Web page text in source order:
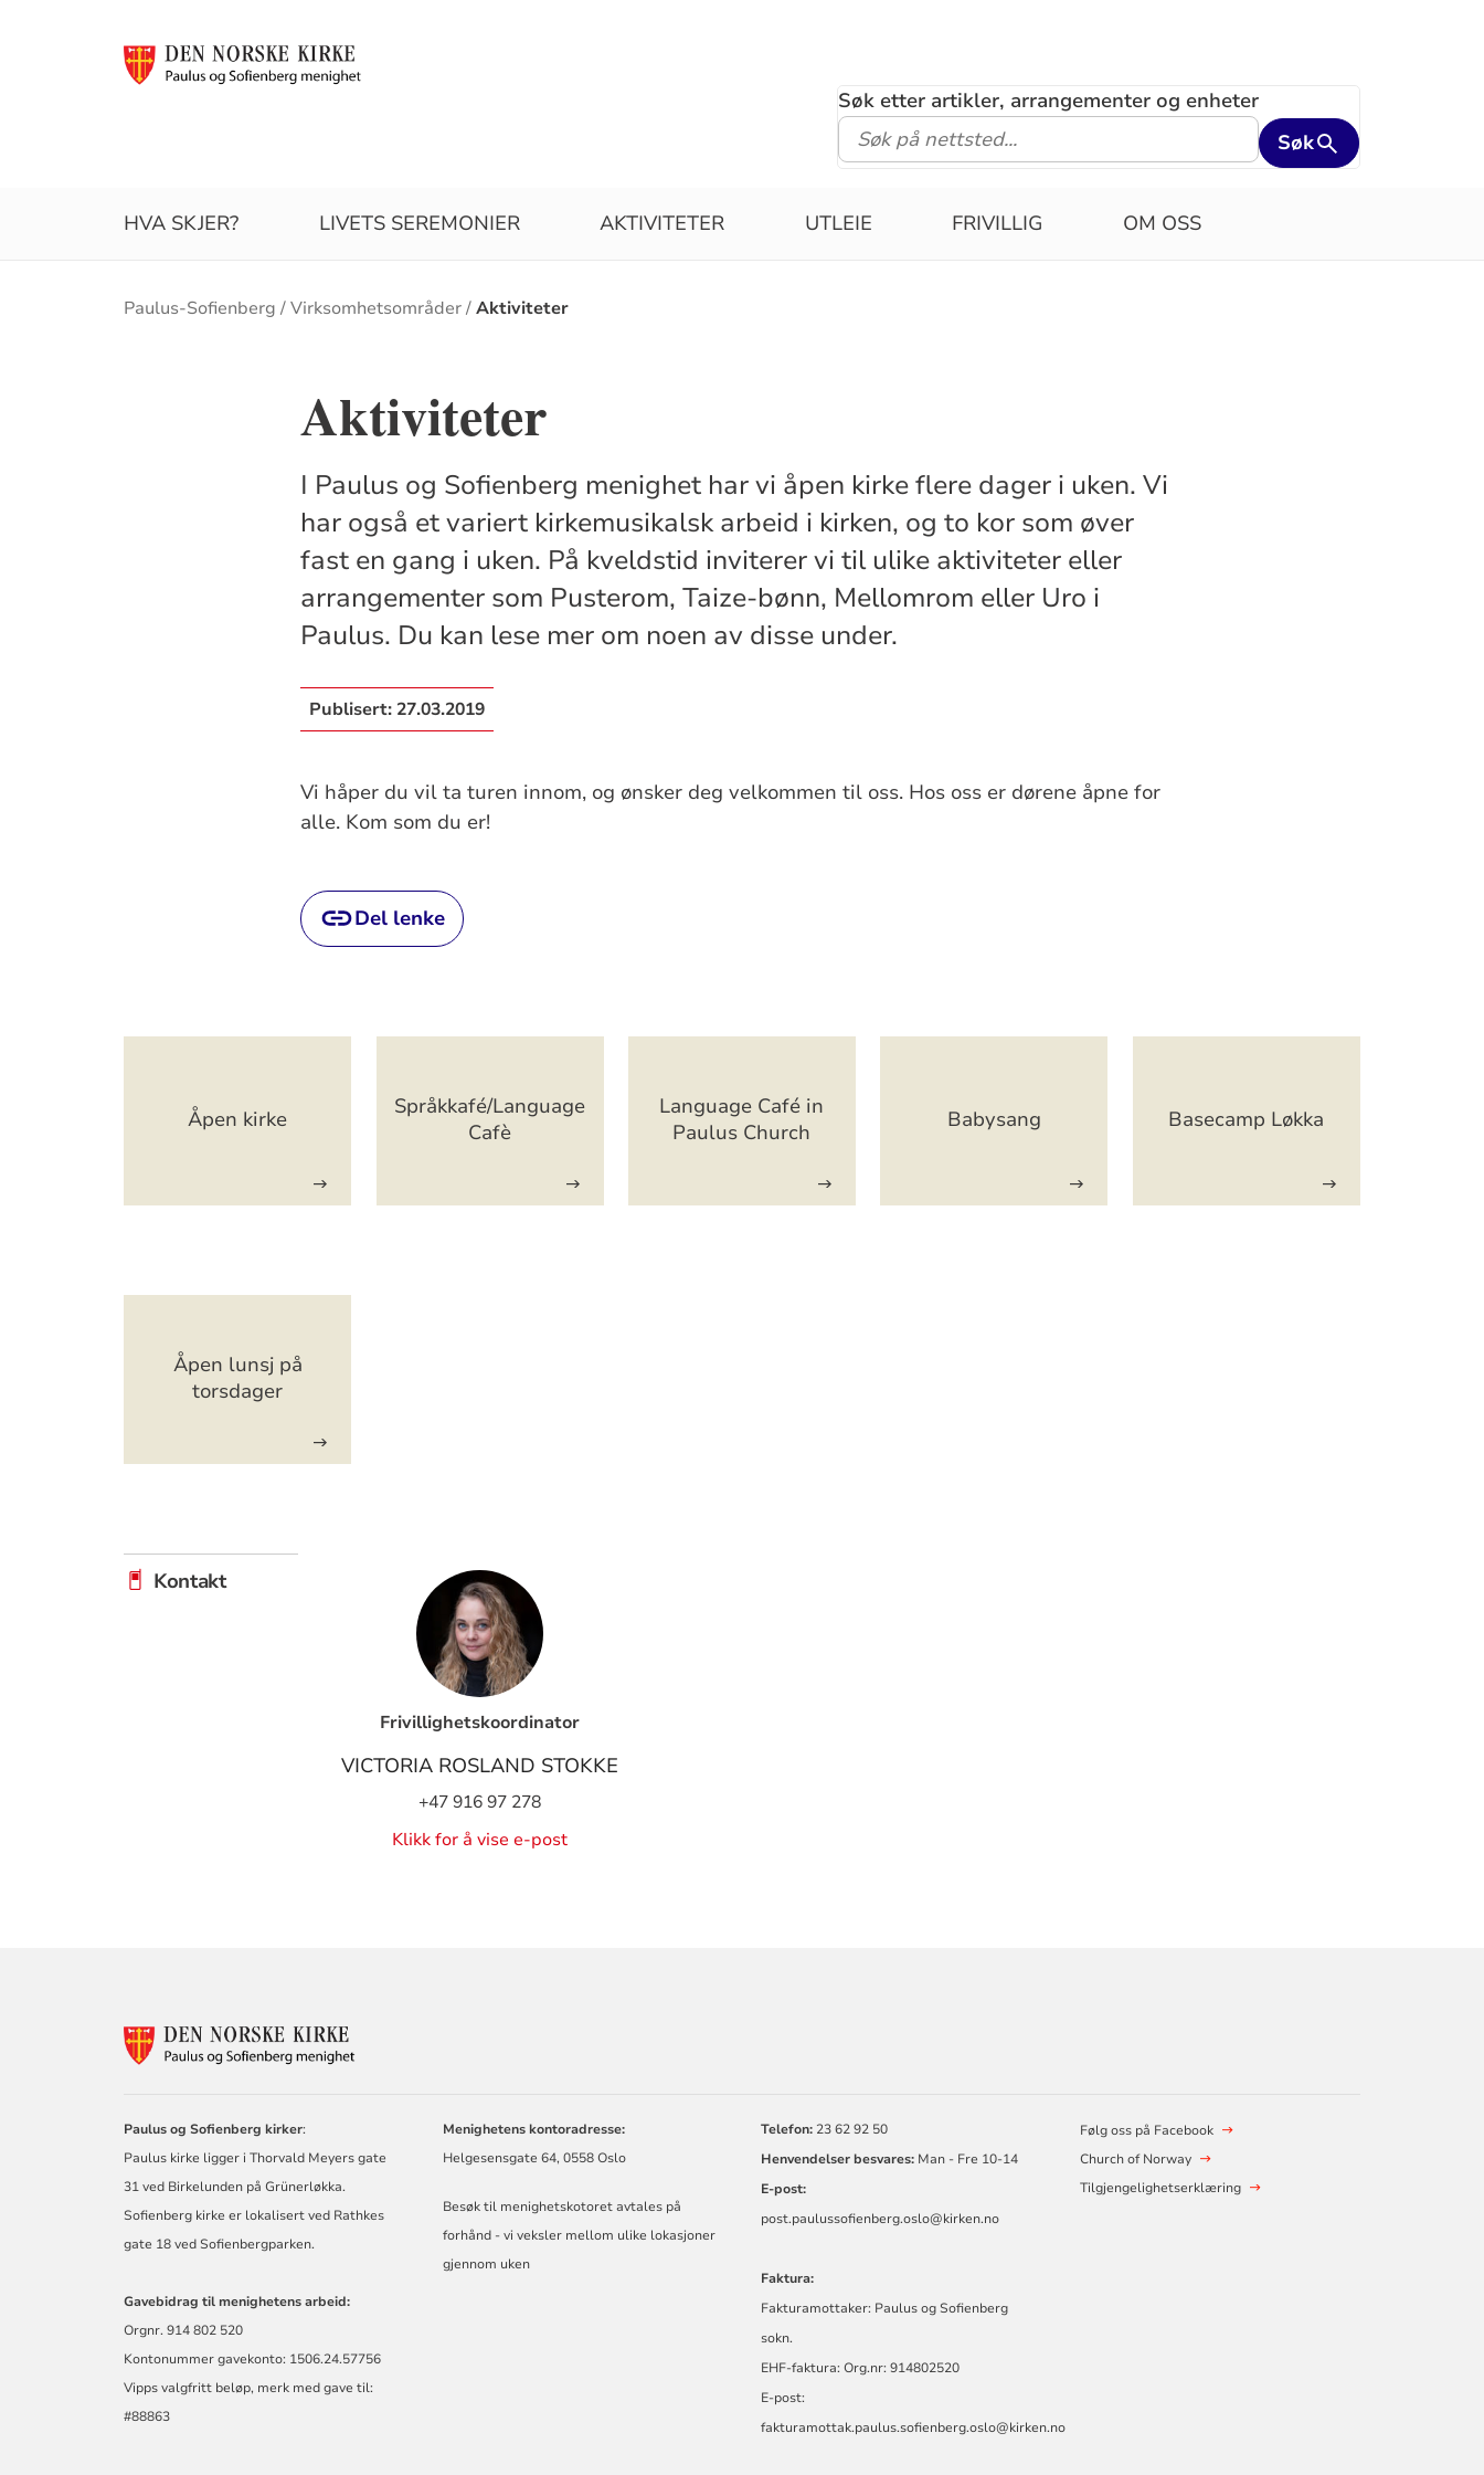
Søk etter artikler, arrangementer og enheter
Søk
HVA SKJER? LIVETS SEREMONIER AKTIVITETER UTLEIE FRIVILLIG OM OSS
Brødsmulesti
Paulus-Sofienberg Virksomhetsområder Aktiviteter
Aktiviteter
I Paulus og Sofienberg menighet har vi åpen kirke flere dager i uken. Vi
har også et variert kirkemusikalsk arbeid i kirken, og to kor som øver
fast en gang i uken. På kveldstid inviterer vi til ulike aktiviteter eller
arrangementer som Pusterom, Taize-bønn, Mellomrom eller Uro i
Paulus. Du kan lese mer om noen av disse under.
Publisert: 27.03.2019
Vi håper du vil ta turen innom, og ønsker deg velkommen til oss. Hos oss er dørene åpne for
alle. Kom som du er!
Del lenke
Åpen kirke
Språkkafé/Language
Cafè
Language Café in
Paulus Church
Babysang Basecamp Løkka
Åpen lunsj på
torsdager
Kontakt
Frivillighetskoordinator
VICTORIA ROSLAND STOKKE
+47 916 97 278
Klikk for å vise e-post
MENIGHET
Paulus og Sofienberg kirker:
Paulus kirke ligger i Thorvald Meyers gate
31 ved Birkelunden på Grünerløkka.
Sofienberg kirke er lokalisert ved Rathkes
gate 18 ved Sofienbergparken.
Gavebidrag til menighetens arbeid:
Orgnr. 914 802 520
Kontonummer gavekonto: 1506.24.57756
Vipps valgfritt beløp, merk med gave til:
#88863
Menighetens kontoradresse:
Helgesensgate 64, 0558 Oslo
Besøk til menighetskotoret avtales på
forhånd - vi veksler mellom ulike lokasjoner
gjennom uken
Telefon: 23 62 92 50
Henvendelser besvares: Man - Fre 10-14
E-post:
post.paulussofienberg.oslo@kirken.no
Faktura:
Fakturamottaker: Paulus og Sofienberg
sokn.
EHF-faktura: Org.nr: 914802520
E-post:
fakturamottak.paulus.sofienberg.oslo@kirken.no
Følg oss på Facebook
Church of Norway
Tilgjengelighetserklæring